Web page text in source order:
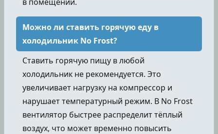
Можно ли ставить горячую еду в
холодильник No Frost?
Ставить горячую пищу в любой
холодильник не рекомендуется. Это
увеличивает нагрузку на компрессор и
нарушает температурный режим. В No Frost
вентилятор быстрее распределит тёплый
воздух, что может временно повысить